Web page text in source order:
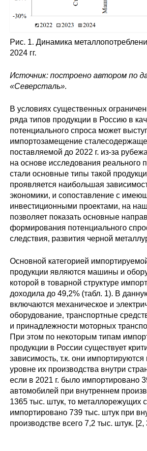
Материалы
Контакты
Рис. 1. Динамика
2024 гг.
Источник: построено автором по
«Северсталь».
В условиях существенных
ряда типов продукции в Россию в
потенциального спроса может
импортозамещение
поставляемой до 2022 г. из-за
на основе исследования реального
стали основные типы такой
проявляется наибольшая
экономики, и сопоставление с
инвестиционными проектами, на
позволяет показать основные
формирования потенциального
следствия, развития черной
Основной категорией
продукции являются машины и
которой в товарной структуре
доходила до 49,2% (табл. 1). В
включаются механическое и
оборудование, транспортные
и принадлежности моторных
При этом по некоторым типам
продукции в России существует
зависимость, т.к. они импортируются
уровне их производства внутри
если в 2021 г. было импортировано
автомобилей при внутреннем
1365 тыс. штук, то металлорежущих
импортировано 739 тыс. штук при
производстве всего 7,2 тыс. штук. [2,